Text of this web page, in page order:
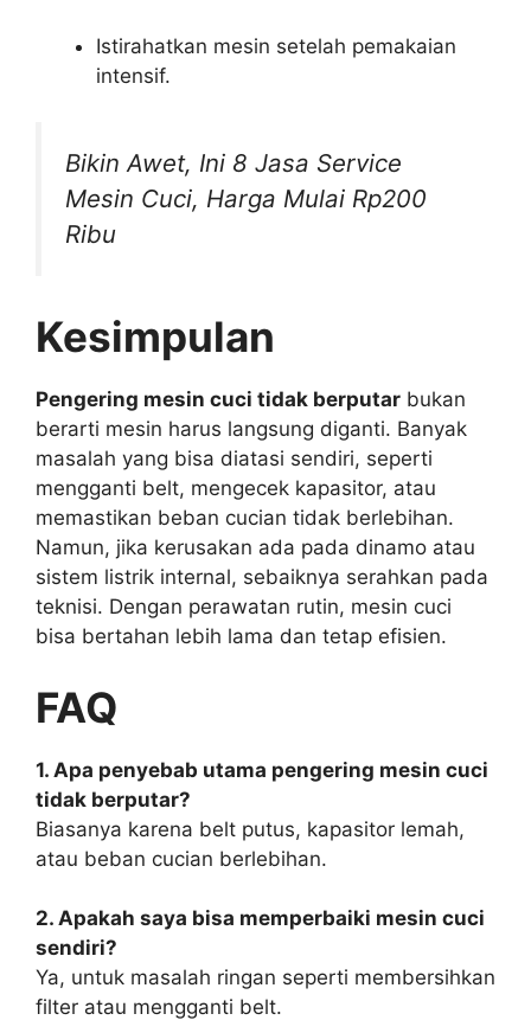
Istirahatkan mesin setelah pemakaian
intensif.
Bikin Awet, Ini 8 Jasa Service
Mesin Cuci, Harga Mulai Rp200
Ribu
Kesimpulan
Pengering mesin cuci tidak berputar bukan
berarti mesin harus langsung diganti. Banyak
masalah yang bisa diatasi sendiri, seperti
mengganti belt, mengecek kapasitor, atau
memastikan beban cucian tidak berlebihan.
Namun, jika kerusakan ada pada dinamo atau
sistem listrik internal, sebaiknya serahkan pada
teknisi. Dengan perawatan rutin, mesin cuci
bisa bertahan lebih lama dan tetap efisien.
FAQ
1. Apa penyebab utama pengering mesin cuci
tidak berputar?
Biasanya karena belt putus, kapasitor lemah,
atau beban cucian berlebihan.
2. Apakah saya bisa memperbaiki mesin cuci
sendiri?
Ya, untuk masalah ringan seperti membersihkan
filter atau mengganti belt.